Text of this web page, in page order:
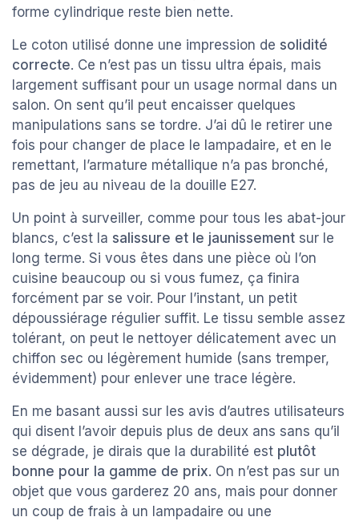
forme cylindrique reste bien nette.
Le coton utilisé donne une impression de solidité
correcte. Ce n’est pas un tissu ultra épais, mais
largement suffisant pour un usage normal dans un
salon. On sent qu’il peut encaisser quelques
manipulations sans se tordre. J’ai dû le retirer une
fois pour changer de place le lampadaire, et en le
remettant, l’armature métallique n’a pas bronché,
pas de jeu au niveau de la douille E27.
Un point à surveiller, comme pour tous les abat-jour
blancs, c’est la salissure et le jaunissement sur le
long terme. Si vous êtes dans une pièce où l’on
cuisine beaucoup ou si vous fumez, ça finira
forcément par se voir. Pour l’instant, un petit
dépoussiérage régulier suffit. Le tissu semble assez
tolérant, on peut le nettoyer délicatement avec un
chiffon sec ou légèrement humide (sans tremper,
évidemment) pour enlever une trace légère.
En me basant aussi sur les avis d’autres utilisateurs
qui disent l’avoir depuis plus de deux ans sans qu’il
se dégrade, je dirais que la durabilité est plutôt
bonne pour la gamme de prix. On n’est pas sur un
objet que vous garderez 20 ans, mais pour donner
un coup de frais à un lampadaire ou une